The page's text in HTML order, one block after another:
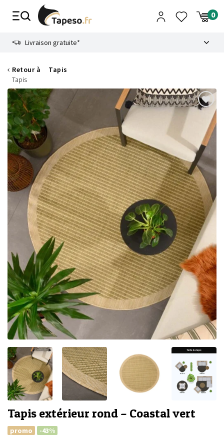
Livraison gratuite*
Retour à
Tapis
Tapis
Tapis extérieur rond – Coastal vert
promo -43%